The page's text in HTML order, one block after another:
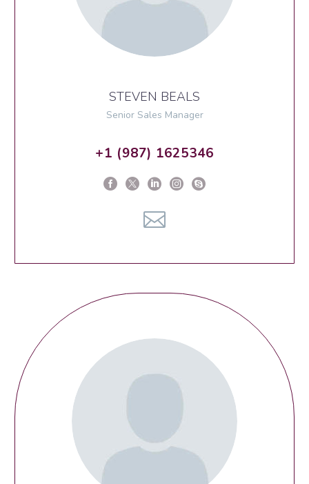
STEVEN BEALS
Senior Sales Manager
+1 (987) 1625346